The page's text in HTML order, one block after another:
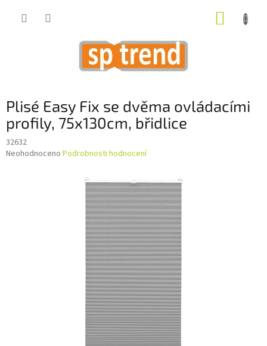
Plisé Easy Fix se dvěma ovládacími
profily, 75x130cm, břidlice
32632
Průměrné
Neohodnoceno Podrobnosti hodnocení